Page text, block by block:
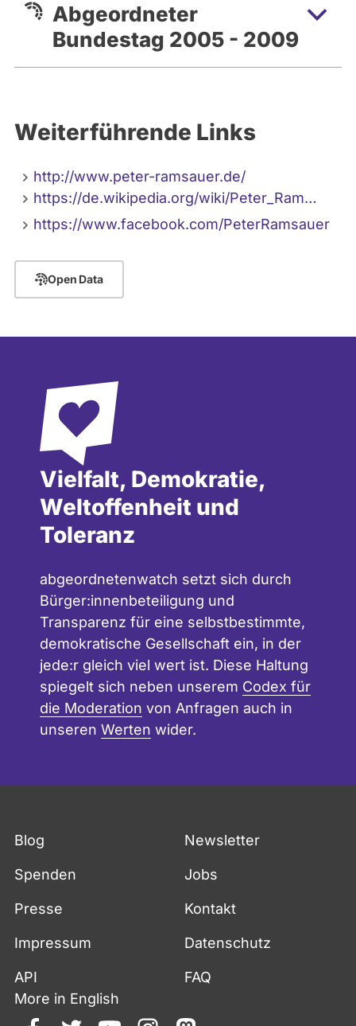
Abgeordneter
Bundestag 2005 - 2009
Weiterführende Links
http://www.peter-ramsauer.de/
https://de.wikipedia.org/wiki/Peter_Ram…
https://www.facebook.com/PeterRamsauer
Open Data
Vielfalt, Demokratie,
Weltoffenheit und
Toleranz
abgeordnetenwatch setzt sich durch
Bürger:innenbeteiligung und
Transparenz für eine selbstbestimmte,
demokratische Gesellschaft ein, in der
jede:r gleich viel wert ist. Diese Haltung
spiegelt sich neben unserem Codex für
die Moderation von Anfragen auch in
unseren Werten wider.
Blog Newsletter
Spenden Jobs
Presse Kontakt
Impressum Datenschutz
API
FAQ
More in English